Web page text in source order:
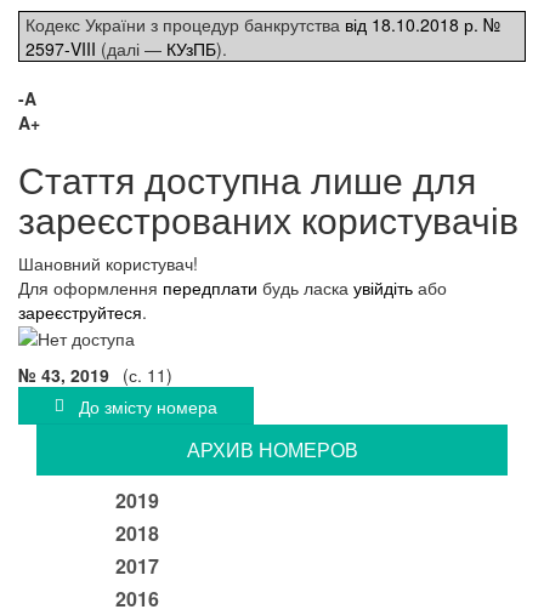
Кодекс України з процедур банкрутства від 18.10.2018 р. №
2597-VIII (далі — КУзПБ).
-A
A+
Стаття доступна лише для
зареєстрованих користувачів
Шановний користувач!
Для оформлення передплати будь ласка увійдіть або
зареєструйтеся.
№ 43, 2019 (с. 11)
До змісту номера
АРХИВ НОМЕРОВ
2019
2018
2017
2016